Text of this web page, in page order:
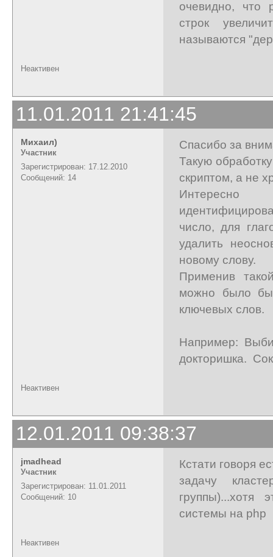
очевидно, что
строк
называются
Неактивен
11.01.2011 21:41:45
Михаил)
Участник
Зарегистрирован: 17.12.2010
Сообщений: 14
Спасибо за
Такую
скриптом, а не
Интересно
число, для
удалить
новому слову.
Применив
можно было бы
ключевых слов.
Например:
докторишка.
Неактивен
12.01.2011 09:38:37
jmadhead
Участник
Зарегистрирован: 11.01.2011
Сообщений: 10
Кстати говоря
задачу
группы)...хотя
системы на php
Неактивен